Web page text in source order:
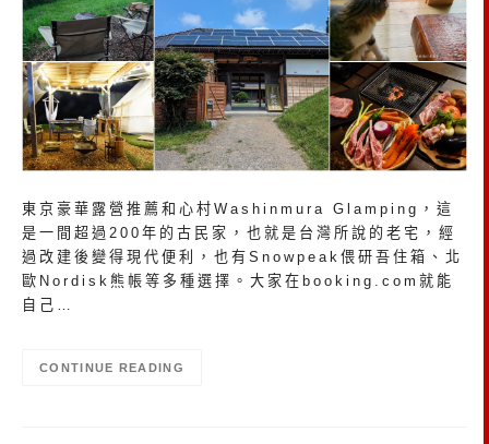
東京豪華露營推薦和心村Washinmura Glamping，這
是一間超過200年的古民家，也就是台灣所說的老宅，經
過改建後變得現代便利，也有Snowpeak偎研吾住箱、北
歐Nordisk熊帳等多種選擇。大家在booking.com就能
自己…
CONTINUE READING